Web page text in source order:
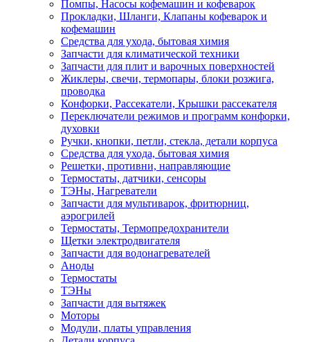
Помпы, Насосы кофемашин и кофеварок
Прокладки, Шланги, Клапаны кофеварок и
кофемашин
Средства для ухода, бытовая химия
Запчасти для климатической техники
Запчасти для плит и варочных поверхностей
Жиклеры, свечи, термопары, блоки розжига,
проводка
Конфорки, Рассекатели, Крышки рассекателя
Переключатели режимов и программ конфорки,
духовки
Ручки, кнопки, петли, стекла, детали корпуса
Средства для ухода, бытовая химия
Решетки, противни, направляющие
Термостаты, датчики, сенсоры
ТЭНы, Нагреватели
Запчасти для мультиварок, фритюрниц,
аэрогрилей
Термостаты, Термопредохранители
Щетки электродвигателя
Запчасти для водонагревателей
Аноды
Термостаты
ТЭНы
Запчасти для вытяжек
Моторы
Модули, платы управления